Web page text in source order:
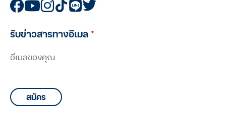
รับข่าวสารทางอีเมล*